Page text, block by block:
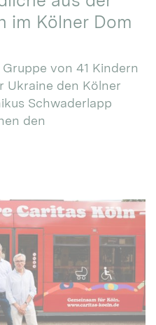
im Kölner Dom
von 41 Kindern
Ukraine den Kölner
Schwaderlapp
den